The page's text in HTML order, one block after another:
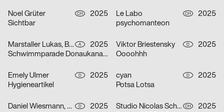
Noel Grüter CH
2025
Sichtbar
Le Labo CH
2025
psychomanteon
Marstaller Lukas, Béla Meiers A
2025
Schwimmparade Donaukanal 2025
Viktor Briestensky D
2025
Oooohhh
Emely Ulmer D
2025
Hygieneartikel
cyan D
2025
Potsa Lotsa
Daniel Wiesmann, Radziejewski Robert D
2025
Studio Nicolas Schaltegger/DNA.work CH
2025